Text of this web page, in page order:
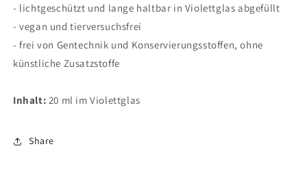
- lichtgeschützt und lange haltbar in Violettglas abgefüllt
- vegan und tierversuchsfrei
- frei von Gentechnik und Konservierungsstoffen, ohne
künstliche Zusatzstoffe
Inhalt: 20 ml im Violettglas
Share